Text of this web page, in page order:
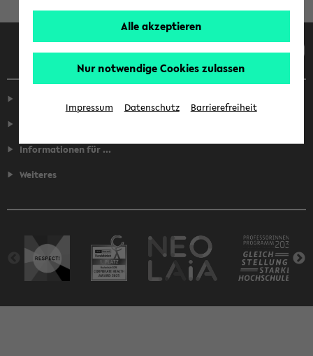
Informationen für ...
Weiteres
Alle akzeptieren
Nur notwendige Cookies zulassen
Impressum Datenschutz Barrierefreiheit